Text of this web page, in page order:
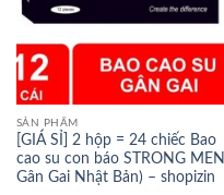
SẢN PHẨM
[GIÁ SỈ] 2 hộp = 24 chiếc Bao
cao su con báo STRONG MEN
Gân Gai Nhật Bản) – shopizin